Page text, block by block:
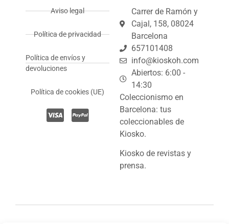
Aviso legal
Política de privacidad
Política de envíos y
devoluciones
Política de cookies (UE)
Carrer de Ramón y
Cajal, 158, 08024
Barcelona
657101408
info@kioskoh.com
Abiertos: 6:00 -
14:30
Coleccionismo en
Barcelona: tus
coleccionables de
Kiosko.
Kiosko de revistas y
prensa.